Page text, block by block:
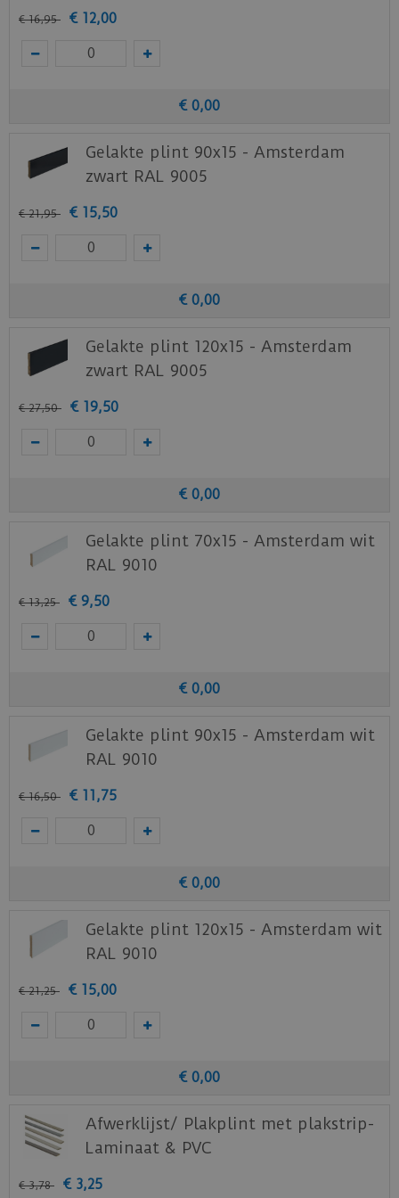
€ 16,95 € 12,00
€ 0,00
Gelakte plint 90x15 - Amsterdam
zwart RAL 9005
€ 21,95 € 15,50
€ 0,00
Gelakte plint 120x15 - Amsterdam
zwart RAL 9005
€ 27,50 € 19,50
€ 0,00
Gelakte plint 70x15 - Amsterdam wit
RAL 9010
€ 13,25 € 9,50
€ 0,00
Gelakte plint 90x15 - Amsterdam wit
RAL 9010
€ 16,50 € 11,75
€ 0,00
Gelakte plint 120x15 - Amsterdam wit
RAL 9010
€ 21,25 € 15,00
€ 0,00
Afwerklijst/ Plakplint met plakstrip-
Laminaat & PVC
€ 3,78 € 3,25